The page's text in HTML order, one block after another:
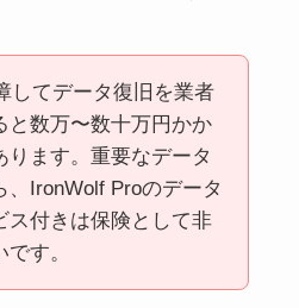
してデータ復旧を業者
と数万〜数十万円かか
ります。重要なデータ
、IronWolf Proのデータ
ス付きは保険として非
す。